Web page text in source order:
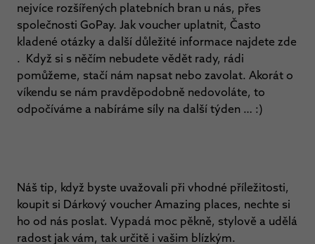
nejvíce rozšířených platebních bran u nás, přes
společnosti GoPay. Jak voucher uplatnit, Často
kladené otázky a další důležité informace najdete zde
. Když si s něčím nebudete vědět rady, rádi
pomůžeme, stačí nám napsat nebo zavolat. Akorát o
víkendu se nám pravděpodobně nedovoláte, to
odpočíváme a nabíráme síly na další týden … :)
Náš tip, když byste uvažovali při vhodné příležitosti,
koupit si Dárkový voucher Amazing places, nechte si
ho od nás poslat. Vypadá moc pěkně, stylově a udělá
radost jak vám, tak určitě i vašim blízkým.